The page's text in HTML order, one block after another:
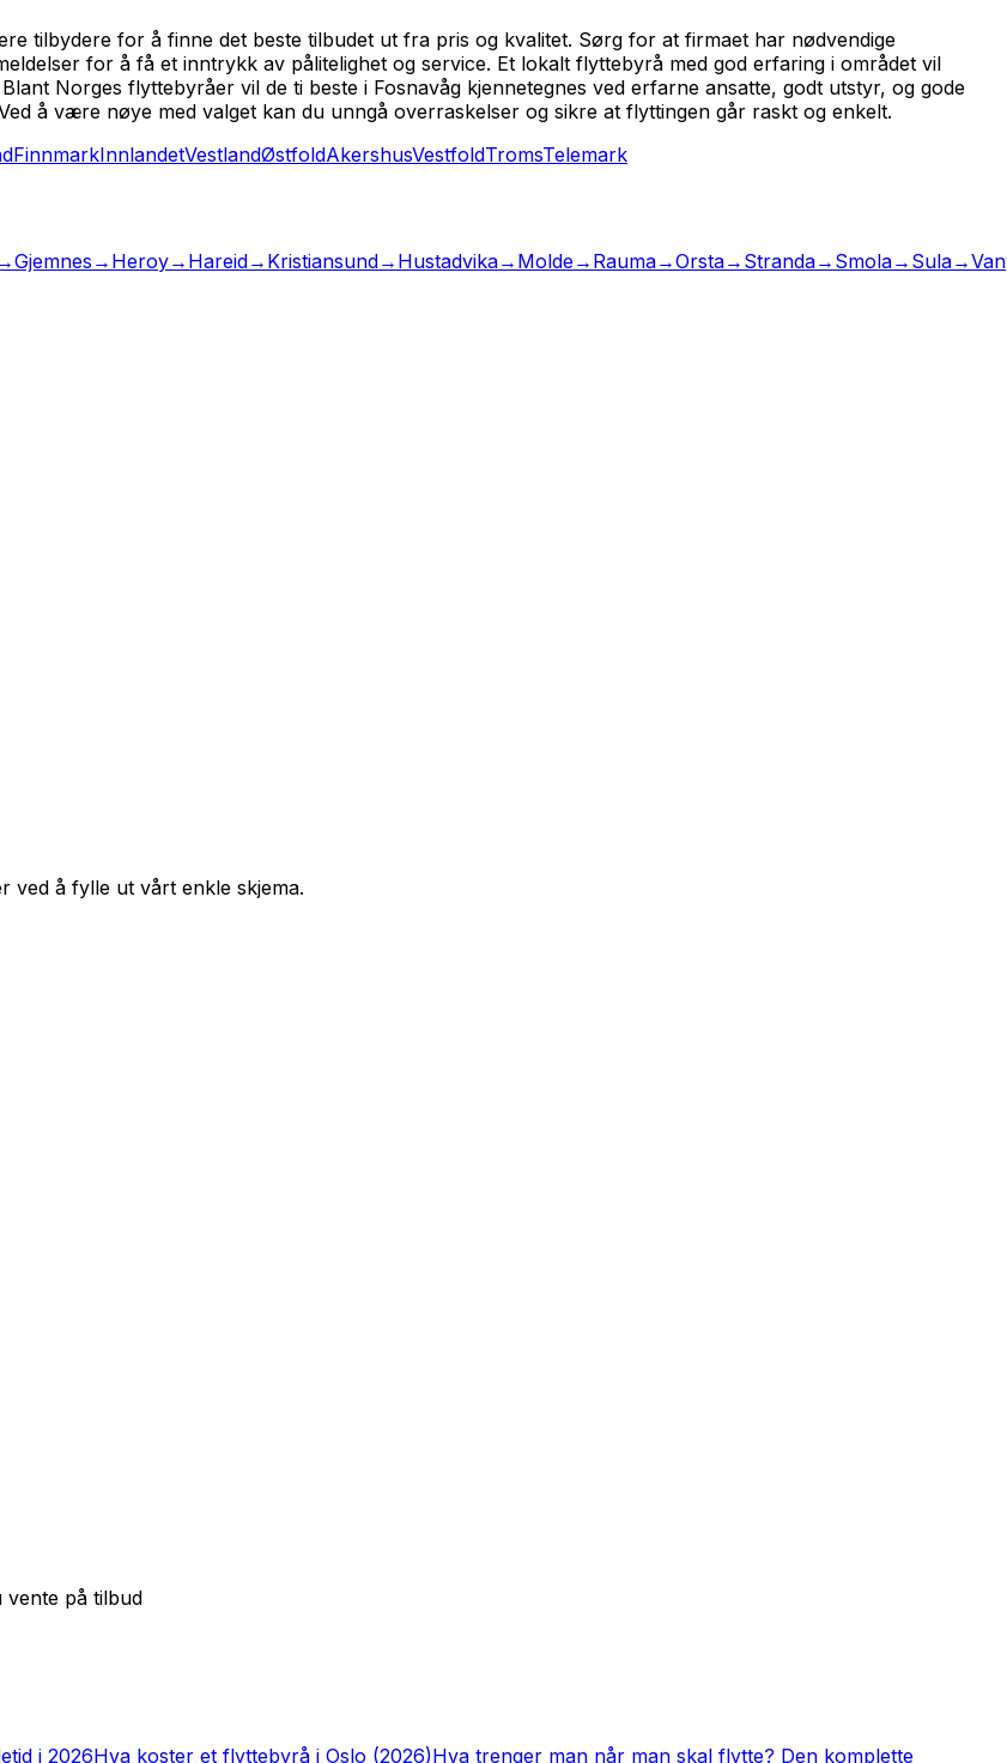
tilbydere for å finne det beste tilbudet ut fra pris og kvalitet. Sørg for at firmaet har nødvendige
for å få et inntrykk av pålitelighet og service. Et lokalt flyttebyrå med god erfaring i området vil
Norges flyttebyråer vil de ti beste i Fosnavåg kjennetegnes ved erfarne ansatte, godt utstyr, og gode
å være nøye med valget kan du unngå overraskelser og sikre at flyttingen går raskt og enkelt.
FinnmarkInnlandetVestlandØstfoldAkershusVestfoldTromsTelemark
→Gjemnes → Heroy→ Hareid→ Kristiansund→ Hustadvika→ Molde→ Rauma→Orsta→ Stranda→ Smola→ Sula→
ved å fylle ut vårt enkle skjema.
vente på tilbud
i 2026Hva koster et flyttebyrå i Oslo (2026)Hva trenger man når man skal flytte? Den komplette